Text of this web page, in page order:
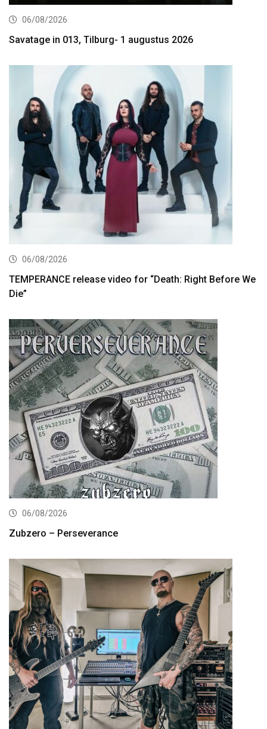
06/08/2026
Savatage in 013, Tilburg- 1 augustus 2026
06/08/2026
TEMPERANCE release video for “Death: Right Before We
Die”
06/08/2026
Zubzero – Perseverance